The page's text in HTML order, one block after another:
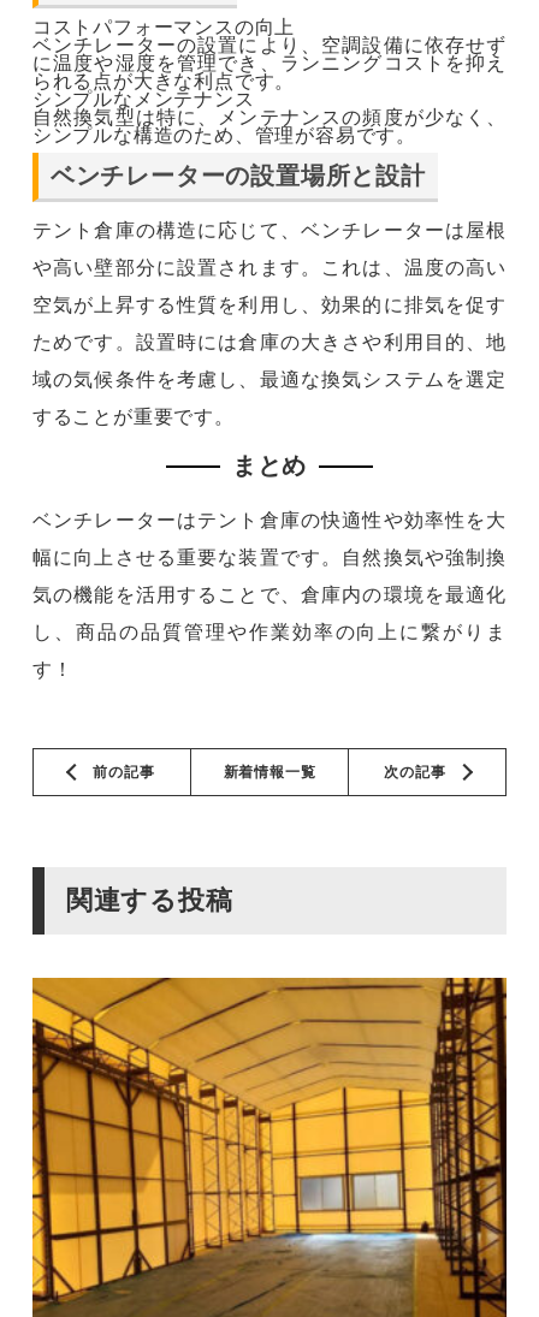
コストパフォーマンスの向上
ベンチレーターの設置により、空調設備に依存せず
に温度や湿度を管理でき、ランニングコストを抑え
られる点が大きな利点です。
シンプルなメンテナンス
自然換気型は特に、メンテナンスの頻度が少なく、
シンプルな構造のため、管理が容易です​。
ベンチレーターの設置場所と設計
テント倉庫の構造に応じて、ベンチレーターは屋根
や高い壁部分に設置されます。これは、温度の高い
空気が上昇する性質を利用し、効果的に排気を促す
ためです。設置時には倉庫の大きさや利用目的、地
域の気候条件を考慮し、最適な換気システムを選定
することが重要です。
まとめ
ベンチレーターはテント倉庫の快適性や効率性を大
幅に向上させる重要な装置です。自然換気や強制換
気の機能を活用することで、倉庫内の環境を最適化
し、商品の品質管理や作業効率の向上に繋がりま
す！
次の記事
前の記事 新着情報一覧
関連する投稿